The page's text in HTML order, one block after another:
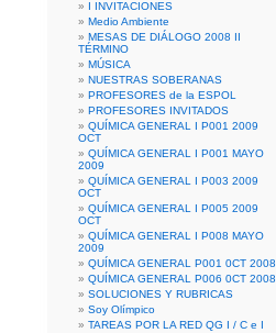
I INVITACIONES
Medio Ambiente
MESAS DE DIÁLOGO 2008 II
TÉRMINO
MÚSICA
NUESTRAS SOBERANAS
PROFESORES de la ESPOL
PROFESORES INVITADOS
QUÍMICA GENERAL I P001 2009
OCT
QUÍMICA GENERAL I P001 MAYO
2009
QUÍMICA GENERAL I P003 2009
OCT
QUÍMICA GENERAL I P005 2009
OCT
QUÍMICA GENERAL I P008 MAYO
2009
QUÍMICA GENERAL P001 0CT 2008
QUÍMICA GENERAL P006 0CT 2008
SOLUCIONES Y RUBRICAS
Soy Olímpico
TAREAS POR LA RED QG I / C e I